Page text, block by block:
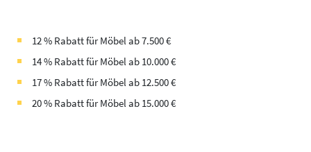
12 % Rabatt für Möbel ab 7.500 €
14 % Rabatt für Möbel ab 10.000 €
17 % Rabatt für Möbel ab 12.500 €
20 % Rabatt für Möbel ab 15.000 €